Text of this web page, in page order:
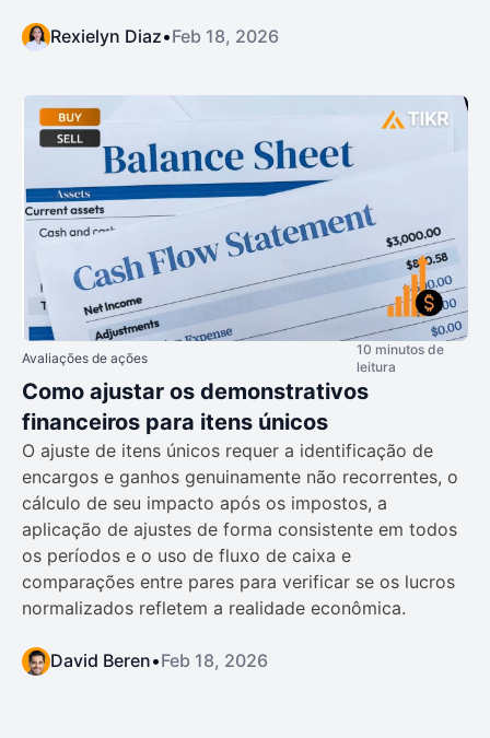
Rexielyn Diaz•Feb 18, 2026
Avaliações de ações
10 minutos de
leitura
Como ajustar os demonstrativos
financeiros para itens únicos
O ajuste de itens únicos requer a identificação de
encargos e ganhos genuinamente não recorrentes, o
cálculo de seu impacto após os impostos, a
aplicação de ajustes de forma consistente em todos
os períodos e o uso de fluxo de caixa e
comparações entre pares para verificar se os lucros
normalizados refletem a realidade econômica.
David Beren•Feb 18, 2026